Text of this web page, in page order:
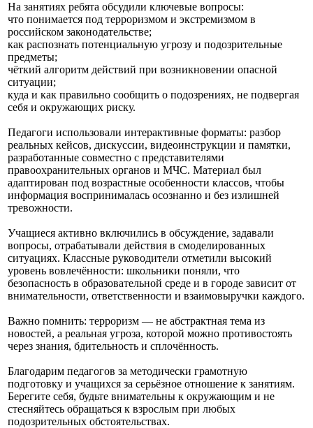
На занятиях ребята обсудили ключевые вопросы:
что понимается под терроризмом и экстремизмом в
российском законодательстве;
как распознать потенциальную угрозу и подозрительные
предметы;
чёткий алгоритм действий при возникновении опасной
ситуации;
куда и как правильно сообщить о подозрениях, не подвергая
себя и окружающих риску.
Педагоги использовали интерактивные форматы: разбор
реальных кейсов, дискуссии, видеоинструкции и памятки,
разработанные совместно с представителями
правоохранительных органов и МЧС. Материал был
адаптирован под возрастные особенности классов, чтобы
информация воспринималась осознанно и без излишней
тревожности.
Учащиеся активно включились в обсуждение, задавали
вопросы, отрабатывали действия в смоделированных
ситуациях. Классные руководители отметили высокий
уровень вовлечённости: школьники поняли, что
безопасность в образовательной среде и в городе зависит от
внимательности, ответственности и взаимовыручки каждого.
Важно помнить: терроризм — не абстрактная тема из
новостей, а реальная угроза, которой можно противостоять
через знания, бдительность и сплочённость.
Благодарим педагогов за методически грамотную
подготовку и учащихся за серьёзное отношение к занятиям.
Берегите себя, будьте внимательны к окружающим и не
стесняйтесь обращаться к взрослым при любых
подозрительных обстоятельствах.